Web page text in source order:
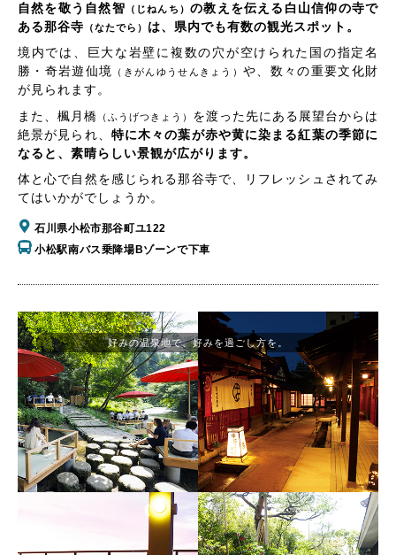
自然を敬う自然智 （じねんち）の教えを伝える白山信仰の寺で
ある那谷寺 （なたでら） は、県内でも有数の観光スポット。
境内では、巨大な岩壁に複数の穴が空けられた国の指定名
勝・奇岩遊仙境
（きがんゆうせんきょう）や、数々の重要文化財
が見られます。
また、楓月橋 （ふうげつきょう） を渡った先にある展望台からは
絶景が見られ、 特に木々の葉が赤や黄に染まる紅葉の季節に
なると、素晴らしい景観が広がります。
体と心で自然を感じられる那谷寺で、リフレッシュされてみ
てはいかがでしょうか。
石川県小松市那谷町ユ122
小松駅南バス乗降場Bゾーンで下車
好みの温泉地で、好みを過ごし方を。